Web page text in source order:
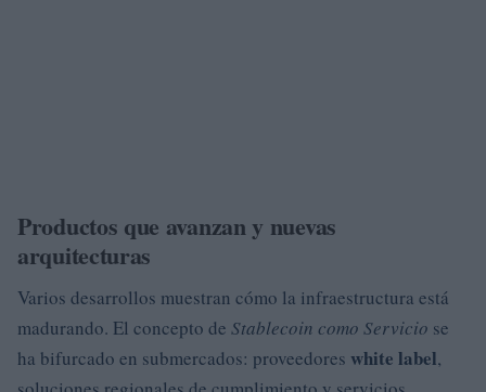
Productos que avanzan y nuevas
arquitecturas
Varios desarrollos muestran cómo la infraestructura está
madurando. El concepto de Stablecoin como Servicio se
ha bifurcado en submercados: proveedores white label,